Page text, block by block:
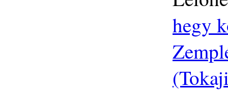
hegy